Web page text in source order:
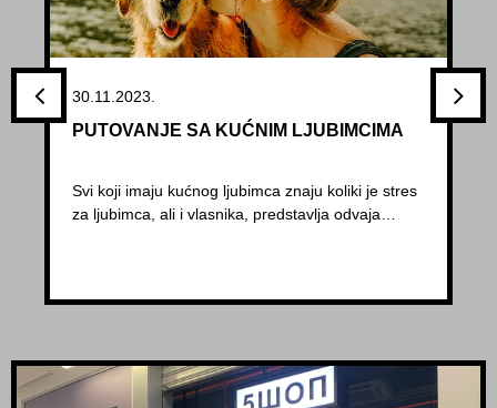
30.11.2023.
PUTOVANJE SA KUĆNIM LJUBIMCIMA
Svi koji imaju kućnog ljubimca znaju koliki je stres
za ljubimca, ali i vlasnika, predstavlja odvaja…